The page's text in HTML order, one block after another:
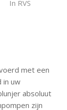
met een
in uw
absoluut
zijn